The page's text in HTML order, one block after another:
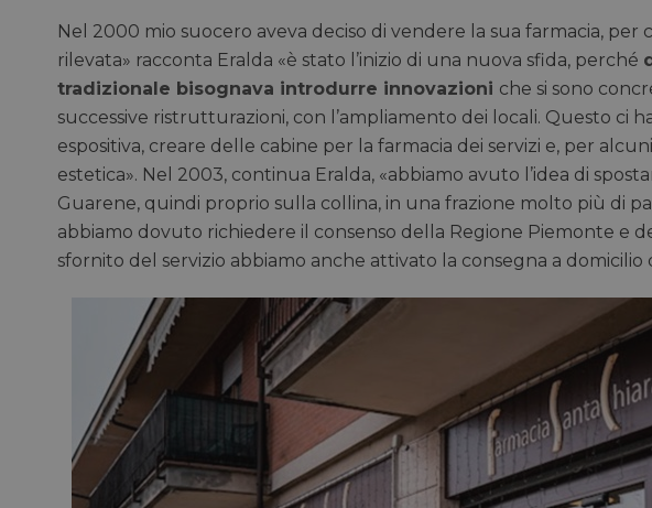
Nel 2000 mio suocero aveva deciso di vendere la sua farmacia, per
rilevata» racconta Eralda «è stato l’inizio di una nuova sfida, perché
tradizionale bisognava introdurre innovazioni che si sono
successive ristrutturazioni, con l’ampliamento dei locali. Questo ci
espositiva, creare delle cabine per la farmacia dei servizi e, per
estetica». Nel 2003, continua Eralda, «abbiamo avuto l’idea di
Guarene, quindi proprio sulla collina, in una frazione molto più di
abbiamo dovuto richiedere il consenso della Regione Piemonte e
sfornito del servizio abbiamo anche attivato la consegna a domicilio